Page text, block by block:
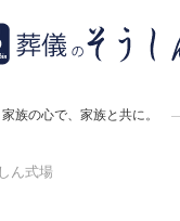
家族の心で、家族と共に。
ん式場